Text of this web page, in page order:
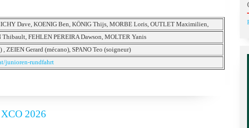
Dave, KOENIG Ben, KÖNIG Thijs, MORBE Loris, OUTLET Maximilien,
FEHLEN PEREIRA Dawson, MOLTER Yanis
ZEIEN Gerard (mécano), SPANO Teo (soigneur)
junioren-rundfahrt
2026